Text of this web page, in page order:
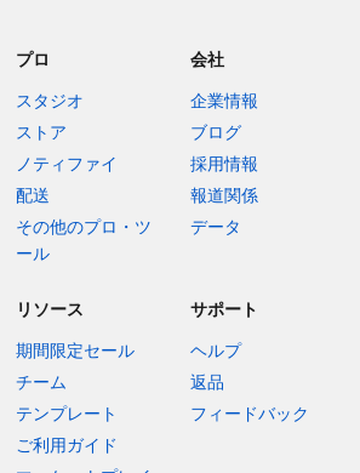
プロ
スタジオ
ストア
ノティファイ
配送
その他のプロ・ツ
ール
会社
企業情報
ブログ
採用情報
報道関係
データ
リソース
期間限定セール
チーム
テンプレート
ご利用ガイド
サポート
ヘルプ
返品
フィードバック